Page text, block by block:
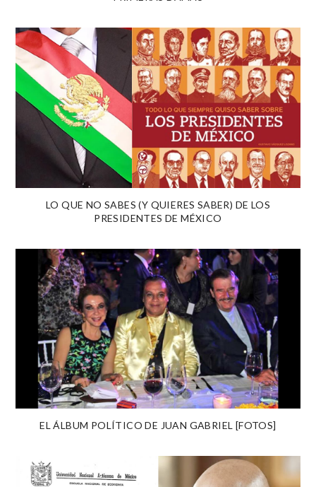
LO QUE NO SABES (Y QUIERES SABER) DE LOS
PRESIDENTES DE MÉXICO
EL ÁLBUM POLÍTICO DE JUAN GABRIEL [FOTOS]